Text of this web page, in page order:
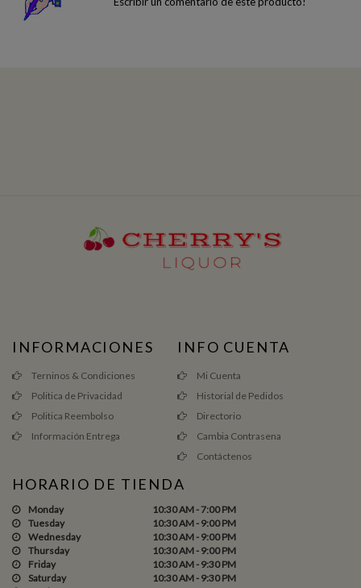
INFORMACIONES
Terninos & Condiciones
Politica de Privacidad
Politica Reembolso
Información Entrega
INFO CUENTA
Mi Cuenta
Historial de Pedidos
Directorio
Cambia Contrasena
Contáctenos
HORARIO DE TIENDA
Monday
10:30 AM - 7:00 PM
Tuesday
10:30 AM - 9:00 PM
Wednesday
10:30 AM - 9:00 PM
Thursday
10:30 AM - 9:00 PM
Friday
10:30 AM - 9:30 PM
Saturday
10:30 AM - 9:30 PM